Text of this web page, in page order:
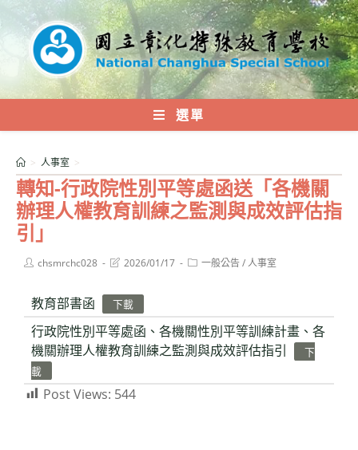
內
選單
轉知-行政院性別平等處函送「各機關
辦理人權教育訓練之監測與成效評估指
引」
> 人事室 >
Postchsmrchc028
Post2026/01/17
Post一般公告/人事室
教育部書函 下載
行政院性別平等處函、各機關性別平等訓練計畫、各
機關辦理人權教育訓練之監測與成效評估指引
下
載
Post Views: 544